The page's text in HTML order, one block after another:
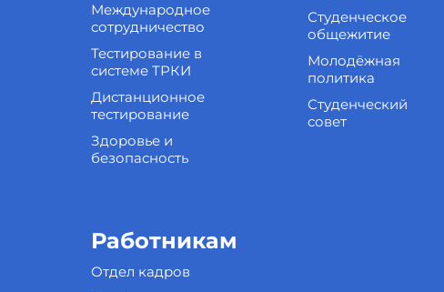
Международное
сотрудничество
Тестирование в
системе ТРКИ
Дистанционное
тестирование
Здоровье и
безопасность
Студенческое
общежитие
Молодёжная
политика
Студенческий
совет
Работникам
Отдел кадров